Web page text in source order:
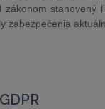
stanovený
zabezpečenia